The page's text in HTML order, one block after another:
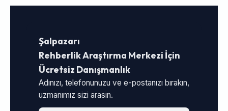
Şalpazarı
Rehberlik Araştırma Merkezi İçin
Ücretsiz Danışmanlık
Adınızı, telefonunuzu ve e-postanızı bırakın,
uzmanımız sizi arasın.